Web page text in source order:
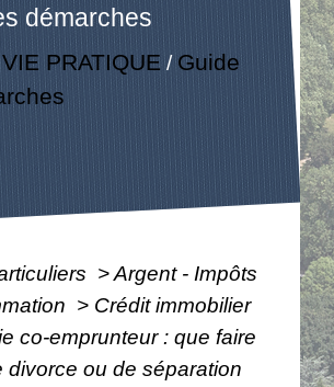
démarches
VIE PRATIQUE / Guide
>Argent - Impôts
> Crédit immobilier
co-emprunteur : que faire
divorce ou de séparation